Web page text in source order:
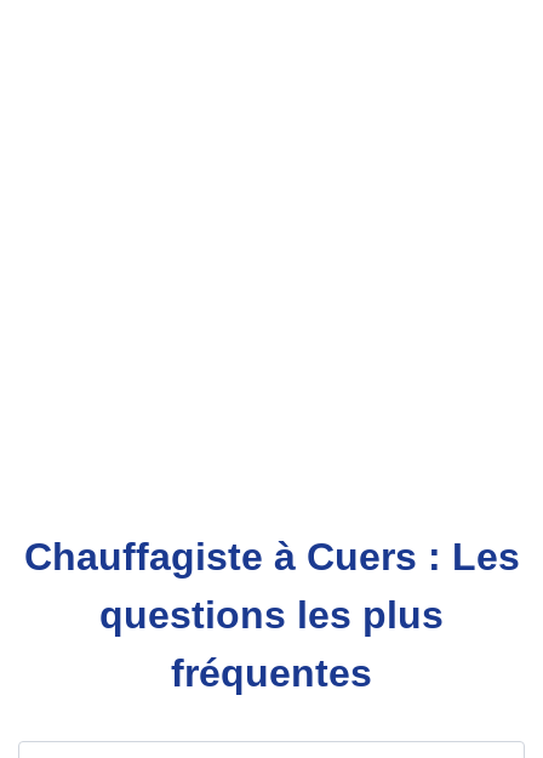
Chauffagiste à Cuers : Les
questions les plus
fréquentes